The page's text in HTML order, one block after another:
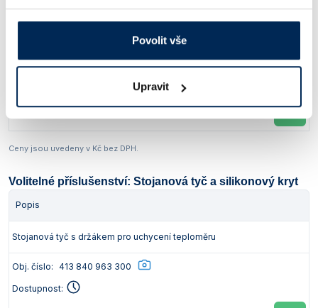
Povolit vše
Upravit
silikonového krytu
Obj. číslo: 413 840 611 157
36 225 Kč/ ks
Ceny jsou uvedeny v Kč bez DPH.
Volitelné příslušenství: Stojanová tyč a silikonový kryt
Popis
Stojanová tyč s držákem pro uchycení teploměru
Obj. číslo: 413 840 963 300
Dostupnost: